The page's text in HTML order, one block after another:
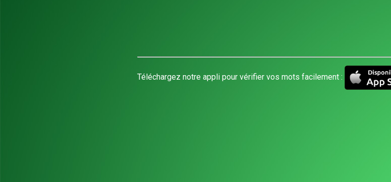
Téléchargez notre appli pour vérifier vos mots facilement :